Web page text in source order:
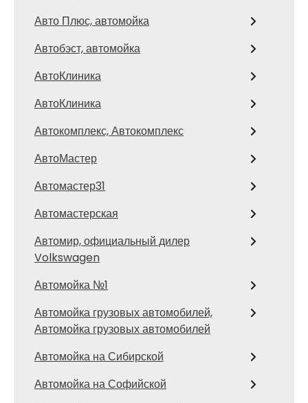
Авто Плюс, автомойка
Автобэст, автомойка
АвтоКлиника
АвтоКлиника
Автокомплекс, Автокомплекс
АвтоМастер
Автомастер31
Автомастерская
Автомир, официальный дилер
Volkswagen
Автомойка №1
Автомойка грузовых автомобилей,
Автомойка грузовых автомобилей
Автомойка на Сибирской
Автомойка на Софийской